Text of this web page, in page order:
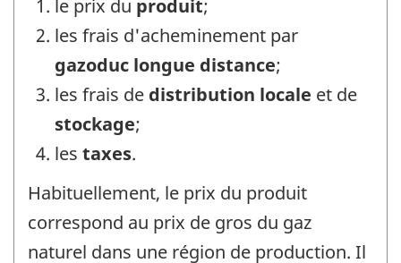
le prix du produit;
les frais d'acheminement par
gazoduc longue distance;
les frais de distribution locale et de
stockage;
les taxes.
Habituellement, le prix du produit
correspond au prix de gros du gaz
naturel dans une région de production. Il